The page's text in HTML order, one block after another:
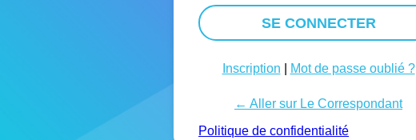
Inscription Mot de passe oublié ?
← Aller sur Le Correspondant
Politique de confidentialité